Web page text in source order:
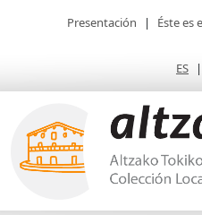
Presentación | Éste es
ES |